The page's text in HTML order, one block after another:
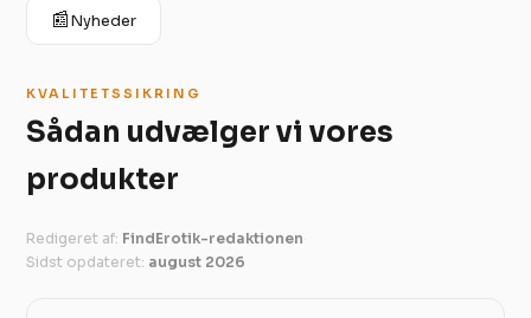
📰Nyheder
KVALITETSSIKRING
Sådan udvælger vi vores
produkter
Redigeret af: FindErotik-redaktionen
Sidst opdateret: august 2026